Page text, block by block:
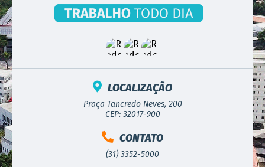
LOCALIZAÇÃO
Praça Tancredo Neves, 200
CEP: 32017-900
CONTATO
(31) 3352-5000